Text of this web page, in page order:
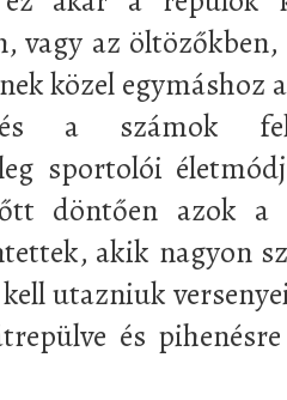
vagy az
közel egymáshoz
a számok
sportolói
döntően azok
akik nagyon
utazniuk
és